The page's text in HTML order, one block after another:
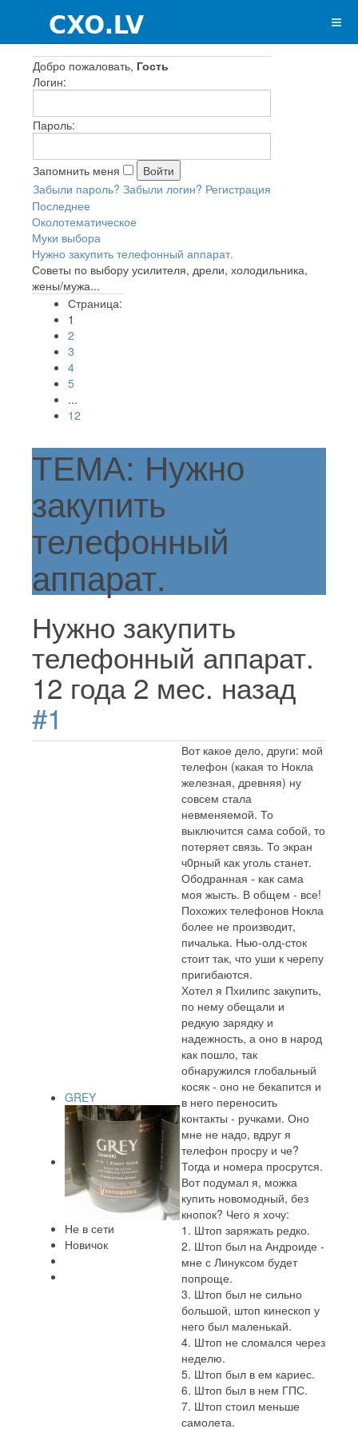
Добро пожаловать, Гость
Логин:
Пароль:
Запомнить меня
Забыли пароль? Забыли логин? Регистрация
Последнее
Околотематическое
Муки выбора
Нужно закупить телефонный аппарат.
Советы по выбору усилителя, дрели, холодильника,
жены/мужа...
Страница:
1
2
3
4
5
...
12
ТЕМА: Нужно
закупить
телефонный
аппарат.
Нужно закупить
телефонный аппарат.
12 года 2 мес. назад
#1
GREY
Не в сети
Новичок
Вот какое дело, други: мой
телефон (какая то Нокла
железная, древняя) ну
совсем стала
невменяемой. То
выключится сама собой, то
потеряет связь. То экран
ч0рный как уголь станет.
Ободранная - как сама
моя жысть. В общем - все!
Похожих телефонов Нокла
более не производит,
пичалька. Нью-олд-сток
стоит так, что уши к черепу
пригибаются.
Хотел я Пхилипс закупить,
по нему обещали и
редкую зарядку и
надежность, а оно в народ
как пошло, так
обнаружился глобальный
косяк - оно не бекапится и
в него переносить
контакты - ручками. Оно
мне не надо, вдруг я
телефон просру и че?
Тогда и номера просрутся.
Вот подумал я, можка
купить новомодный, без
кнопок? Чего я хочу:
1. Штоп заряжать редко.
2. Штоп был на Андроиде -
мне с Линуксом будет
попроще.
3. Штоп был не сильно
большой, штоп кинескоп у
него был маленькай.
4. Штоп не сломался через
неделю.
5. Штоп был в ем кариес.
6. Штоп был в нем ГПС.
7. Штоп стоил меньше
самолета.